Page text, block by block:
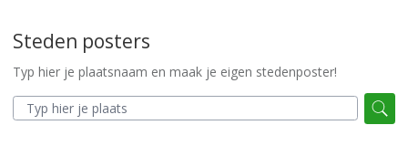
Steden posters
Typ hier je plaatsnaam en maak je eigen stedenposter!